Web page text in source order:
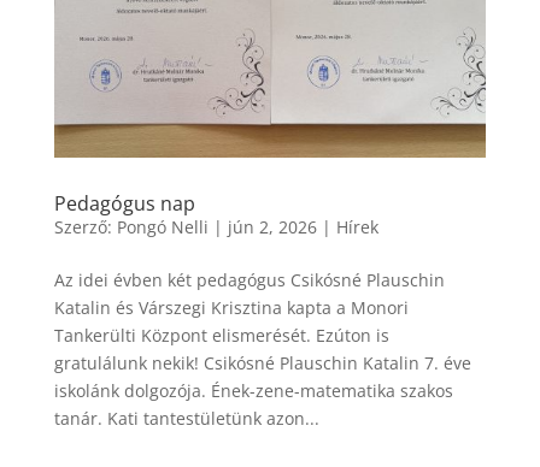
Pedagógus nap
Szerző: Pongó Nelli | jún 2, 2026| Hírek
Az idei évben két pedagógus Csikósné Plauschin
Katalin és Várszegi Krisztina kapta a Monori
Tankerülti Központ elismerését. Ezúton is
gratulálunk nekik! Csikósné Plauschin Katalin 7. éve
iskolánk dolgozója. Ének-zene-matematika szakos
tanár. Kati tantestületünk azon...